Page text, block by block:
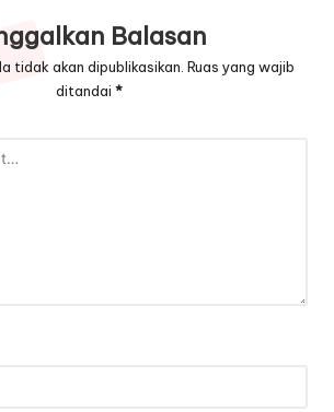
Balasan
tidak akan dipublikasikan. Ruas yang wajib
ditandai *